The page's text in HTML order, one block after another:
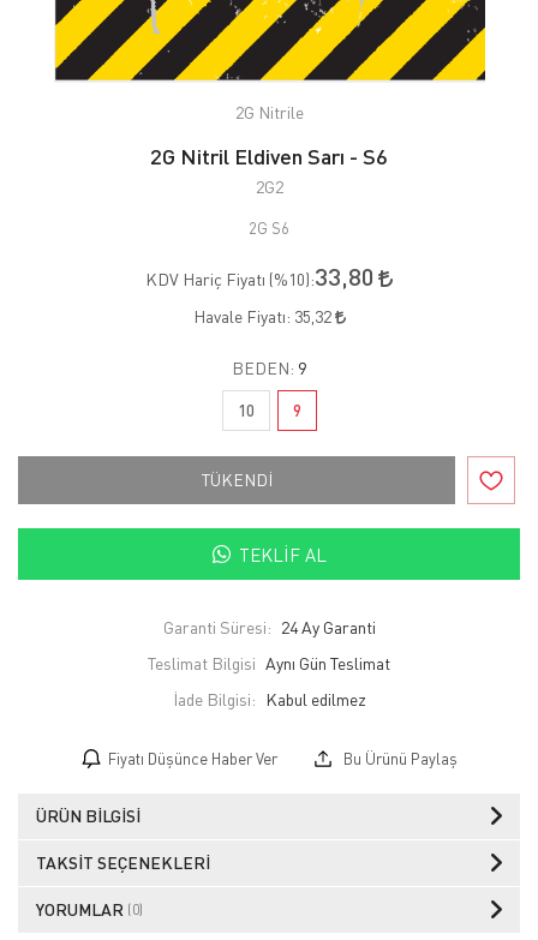
2G Nitrile
2G Nitril Eldiven Sarı - S6
2G2
2G S6
KDV Hariç Fiyatı (%10):33,80
Havale Fiyatı: 35,32
BEDEN: 9
10 9
TÜKENDİ
TEKLIF AL
Garanti Süresi: 24 Ay Garanti
Teslimat Bilgisi Aynı Gün Teslimat
İade Bilgisi:
Fiyatı Düşünce Haber Ver Bu Ürünü Paylaş
ÜRÜN BILGISI
TAKSIT SEÇENEKLERI
YORUMLAR (0)